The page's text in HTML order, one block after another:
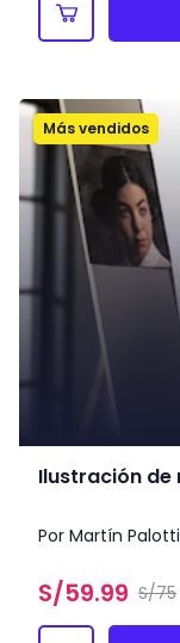
Más vendidos
Ilustración
Por Martín
S/59.99 S/75